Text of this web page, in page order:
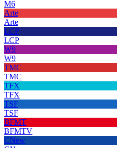
M6
Arte
Arte
LCP
LCP
W9
W9
TMC
TMC
TFX
TFX
TSF
TSF
BFMT
BFMTV
CNew